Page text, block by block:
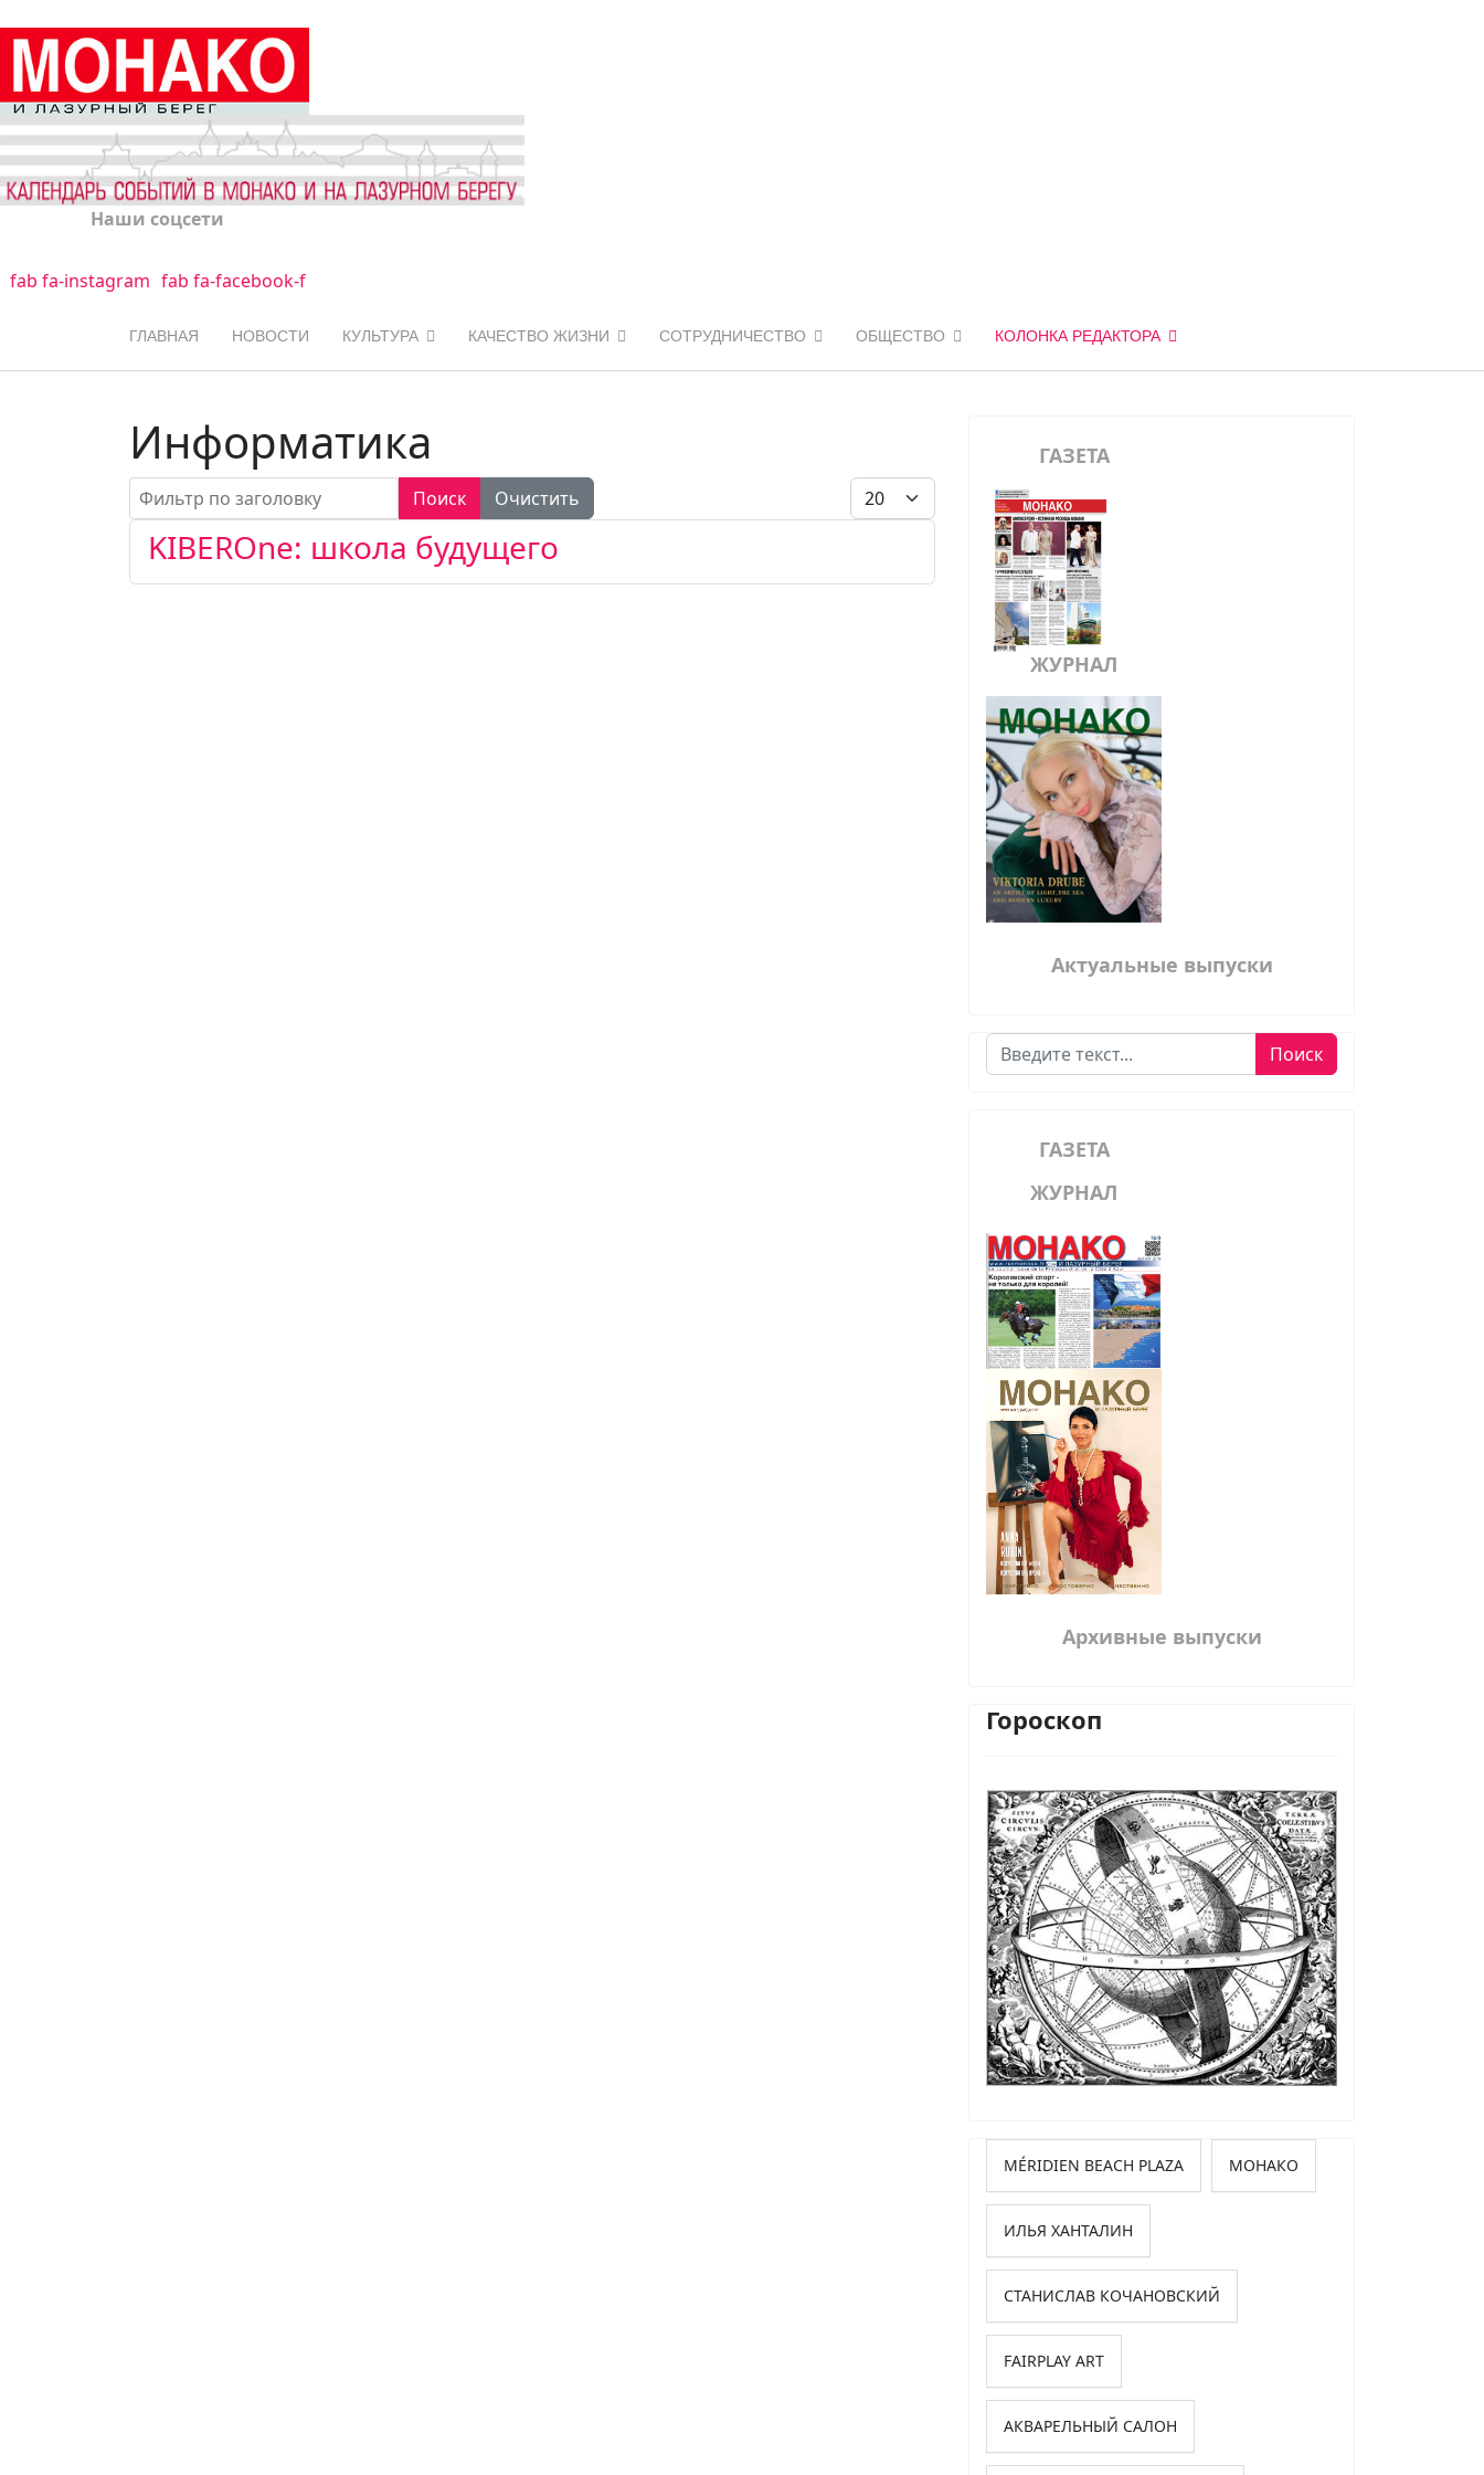
Наши соцсети
fab fa-instagram fab fa-facebook-f
ГЛАВНАЯ НОВОСТИ КУЛЬТУРА КАЧЕСТВО ЖИЗНИ СОТРУДНИЧЕСТВО ОБЩЕСТВО КОЛОНКА РЕДАКТОРА
Информатика
Фильтр по заголовку Поиск Очистить Кол-во строк:
KIBEROne: школа будущего
ГАЗЕТА
ЖУРНАЛ
Актуальные выпуски
Поиск Поиск
ГАЗЕТА
ЖУРНАЛ
Архивные выпуски
Гороскоп
MÉRIDIEN BEACH PLAZA МОНАКО
ИЛЬЯ ХАНТАЛИН
СТАНИСЛАВ КОЧАНОВСКИЙ
FAIRPLAY ART
АКВАРЕЛЬНЫЙ САЛОН